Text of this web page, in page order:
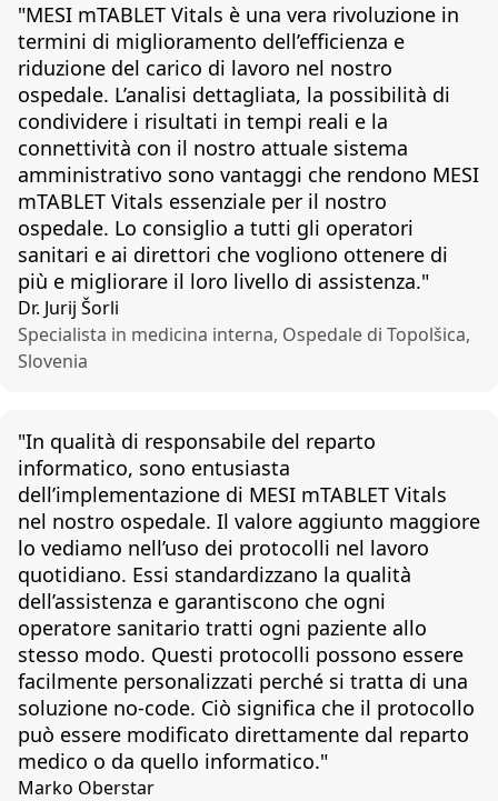
"MESI mTABLET Vitals è una vera rivoluzione in
termini di miglioramento dell’efficienza e
riduzione del carico di lavoro nel nostro
ospedale. L’analisi dettagliata, la possibilità di
condividere i risultati in tempi reali e la
connettività con il nostro attuale sistema
amministrativo sono vantaggi che rendono MESI
mTABLET Vitals essenziale per il nostro
ospedale. Lo consiglio a tutti gli operatori
sanitari e ai direttori che vogliono ottenere di
più e migliorare il loro livello di assistenza."
Dr. Jurij Šorli
Specialista in medicina interna, Ospedale di Topolšica,
Slovenia
"In qualità di responsabile del reparto
informatico, sono entusiasta
dell’implementazione di MESI mTABLET Vitals
nel nostro ospedale. Il valore aggiunto maggiore
lo vediamo nell’uso dei protocolli nel lavoro
quotidiano. Essi standardizzano la qualità
dell’assistenza e garantiscono che ogni
operatore sanitario tratti ogni paziente allo
stesso modo. Questi protocolli possono essere
facilmente personalizzati perché si tratta di una
soluzione no-code. Ciò significa che il protocollo
può essere modificato direttamente dal reparto
medico o da quello informatico."
Marko Oberstar